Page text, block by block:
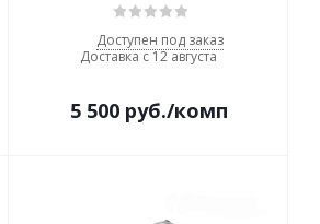
Доступен под заказ
Доставка с 12 августа
5 500руб./комп